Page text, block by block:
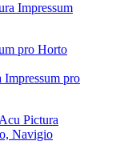
Impressum
pro